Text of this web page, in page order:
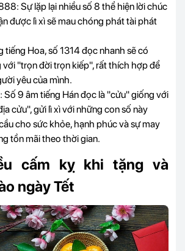
Sự lặp lại nhiều số 8 thể hiện lời chúc
được lì xì sẽ mau chóng phát tài phát
tiếng Hoa, số 1314 đọc nhanh sẽ có
"trọn đời trọn kiếp", rất thích hợp để
yêu của mình.
9 âm tiếng Hán đọc là "cửu" giống với
cửu", gửi lì xì với những con số này
cho sức khỏe, hạnh phúc và sự may
tồn mãi theo thời gian.
cấm kỵ khi tặng và
ngày Tết